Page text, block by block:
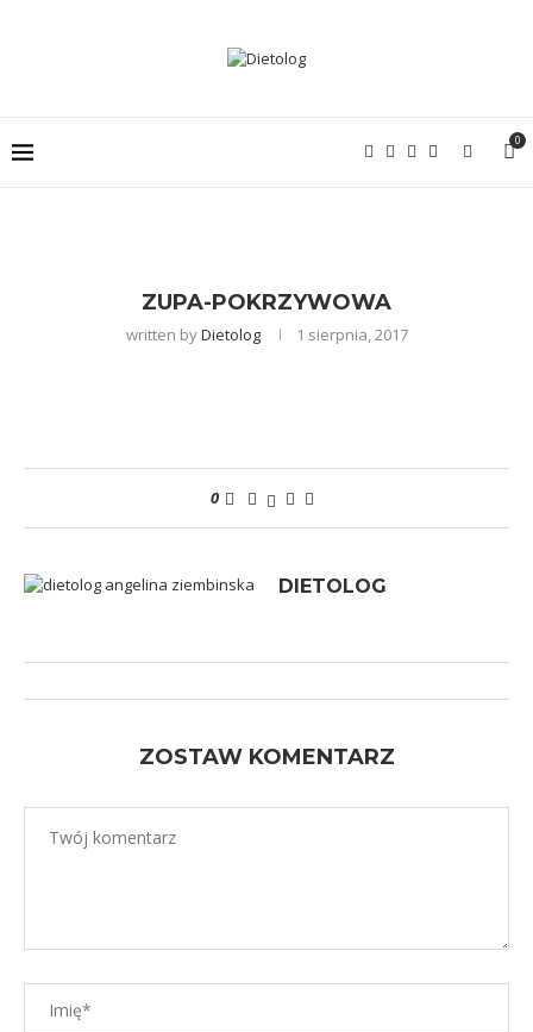
0
ZUPA-POKRZYWOWA
written byDietolog 1 sierpnia, 2017
0
DIETOLOG
ZOSTAW KOMENTARZ